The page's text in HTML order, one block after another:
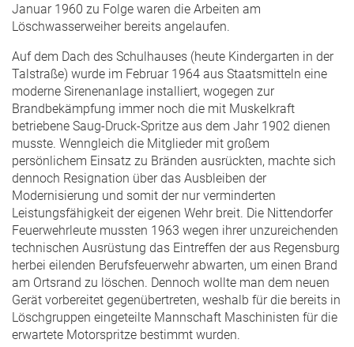
Januar 1960 zu Folge waren die Arbeiten am
Löschwasserweiher bereits angelaufen.
Auf dem Dach des Schulhauses (heute Kindergarten in der
Talstraße) wurde im Februar 1964 aus Staatsmitteln eine
moderne Sirenenanlage installiert, wogegen zur
Brandbekämpfung immer noch die mit Muskelkraft
betriebene Saug-Druck-Spritze aus dem Jahr 1902 dienen
musste. Wenngleich die Mitglieder mit großem
persönlichem Einsatz zu Bränden ausrückten, machte sich
dennoch Resignation über das Ausbleiben der
Modernisierung und somit der nur verminderten
Leistungsfähigkeit der eigenen Wehr breit. Die Nittendorfer
Feuerwehrleute mussten 1963 wegen ihrer unzureichenden
technischen Ausrüstung das Eintreffen der aus Regensburg
herbei eilenden Berufsfeuerwehr abwarten, um einen Brand
am Ortsrand zu löschen. Dennoch wollte man dem neuen
Gerät vorbereitet gegenübertreten, weshalb für die bereits in
Löschgruppen eingeteilte Mannschaft Maschinisten für die
erwartete Motorspritze bestimmt wurden.